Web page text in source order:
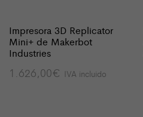
Impresora 3D Replicator
Mini+ de Makerbot
Industries
1.626,00€ IVA incluido